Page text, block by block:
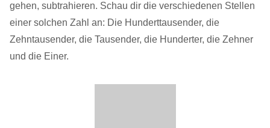
gehen, subtrahieren. Schau dir die verschiedenen Stellen
einer solchen Zahl an: Die Hunderttausender, die
Zehntausender, die Tausender, die Hunderter, die Zehner
und die Einer.